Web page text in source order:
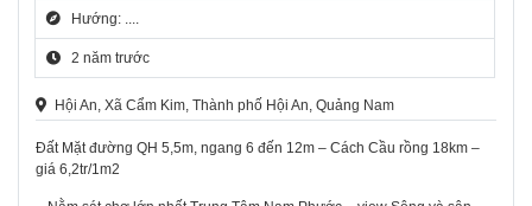
Hướng: ....
2 năm trước
Hội An, Xã Cẩm Kim, Thành phố Hội An, Quảng Nam
Đất Mặt đường QH 5,5m, ngang 6 đến 12m – Cách Cầu rồng 18km –
giá 6,2tr/1m2